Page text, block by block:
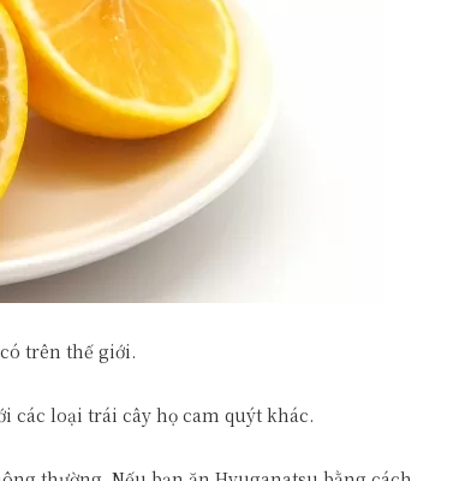
trên thế giới.
các loại trái cây họ cam quýt khác.